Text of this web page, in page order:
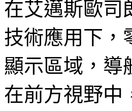
在艾邁斯歐司
技術應用下，
顯示區域，導
在前方視野中